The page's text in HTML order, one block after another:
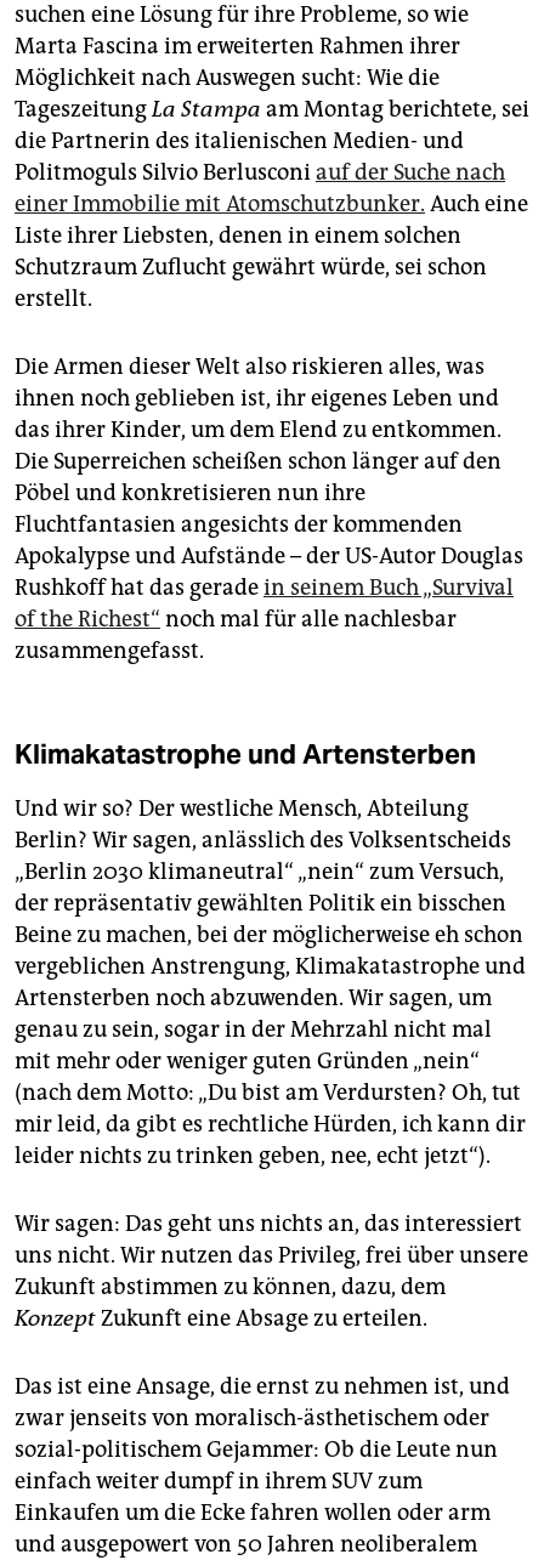
suchen eine Lösung für ihre Probleme, so wie
Marta Fascina im erweiterten Rahmen ihrer
Möglichkeit nach Auswegen sucht: Wie die
TageszeitungLa Stampa am Montag berichtete, sei
die Partnerin des italienischen Medien- und
Politmoguls Silvio Berlusconiauf der Suche nach
einer Immobilie mit Atomschutzbunker. Auch eine
Liste ihrer Liebsten, denen in einem solchen
Schutzraum Zuflucht gewährt würde, sei schon
erstellt.
Die Armen dieser Welt also riskieren alles, was
ihnen noch geblieben ist, ihr eigenes Leben und
das ihrer Kinder, um dem Elend zu entkommen.
Die Superreichen scheißen schon länger auf den
Pöbel und konkretisieren nun ihre
Fluchtfantasien angesichts der kommenden
Apokalypse und Aufstände – der US-Autor Douglas
Rushkoff hat das geradein seinem Buch „Survival
of the Richest“ noch mal für alle nachlesbar
zusammengefasst.
Klimakatastrophe und Artensterben
Und wir so? Der westliche Mensch, Abteilung
Berlin? Wir sagen, anlässlich des Volksentscheids
„Berlin 2030 klimaneutral“ „nein“ zum Versuch,
der repräsentativ gewählten Politik ein bisschen
Beine zu machen, bei der möglicherweise eh schon
vergeblichen Anstrengung, Klimakatastrophe und
Artensterben noch abzuwenden. Wir sagen, um
genau zu sein, sogar in der Mehrzahl nicht mal
mit mehr oder weniger guten Gründen „nein“
(nach dem Motto: „Du bist am Verdursten? Oh, tut
mir leid, da gibt es rechtliche Hürden, ich kann dir
leider nichts zu trinken geben, nee, echt jetzt“).
Wir sagen: Das geht uns nichts an, das interessiert
uns nicht. Wir nutzen das Privileg, frei über unsere
Zukunft abstimmen zu können, dazu, dem
KonzeptZukunft eine Absage zu erteilen.
Das ist eine Ansage, die ernst zu nehmen ist, und
zwar jenseits von moralisch-ästhetischem oder
sozial-politischem Gejammer: Ob die Leute nun
einfach weiter dumpf in ihrem SUV zum
Einkaufen um die Ecke fahren wollen oder arm
und ausgepowert von 50 Jahren neoliberalem